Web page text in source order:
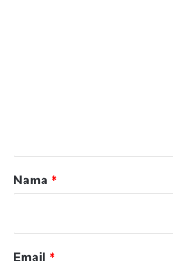
rNama *
Email *